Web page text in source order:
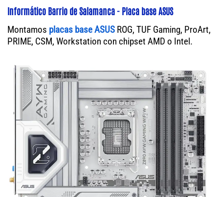
Informático Barrio de Salamanca - Placa base ASUS
Montamos placas base ASUS ROG, TUF Gaming, ProArt,
PRIME, CSM, Workstation con chipset AMD o Intel.